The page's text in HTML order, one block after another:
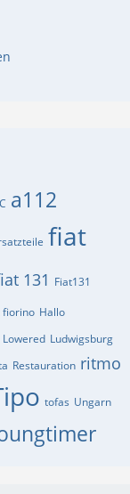
a112
fiat
131 Fiat131
fiorino Hallo
Lowered Ludwigsburg
Restauration ritmo
tofas Ungarn